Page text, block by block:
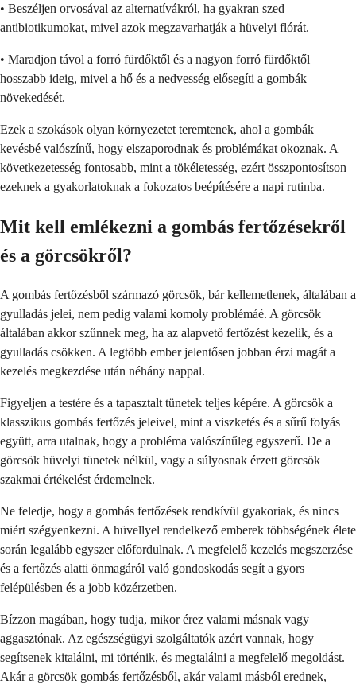
• Beszéljen orvosával az alternatívákról, ha gyakran szed
antibiotikumokat, mivel azok megzavarhatják a hüvelyi flórát.
• Maradjon távol a forró fürdőktől és a nagyon forró fürdőktől
hosszabb ideig, mivel a hő és a nedvesség elősegíti a gombák
növekedését.
Ezek a szokások olyan környezetet teremtenek, ahol a gombák
kevésbé valószínű, hogy elszaporodnak és problémákat okoznak. A
következetesség fontosabb, mint a tökéletesség, ezért összpontosítson
ezeknek a gyakorlatoknak a fokozatos beépítésére a napi rutinba.
Mit kell emlékezni a gombás fertőzésekről
és a görcsökről?
A gombás fertőzésből származó görcsök, bár kellemetlenek, általában a
gyulladás jelei, nem pedig valami komoly problémáé. A görcsök
általában akkor szűnnek meg, ha az alapvető fertőzést kezelik, és a
gyulladás csökken. A legtöbb ember jelentősen jobban érzi magát a
kezelés megkezdése után néhány nappal.
Figyeljen a testére és a tapasztalt tünetek teljes képére. A görcsök a
klasszikus gombás fertőzés jeleivel, mint a viszketés és a sűrű folyás
együtt, arra utalnak, hogy a probléma valószínűleg egyszerű. De a
görcsök hüvelyi tünetek nélkül, vagy a súlyosnak érzett görcsök
szakmai értékelést érdemelnek.
Ne feledje, hogy a gombás fertőzések rendkívül gyakoriak, és nincs
miért szégyenkezni. A hüvellyel rendelkező emberek többségének élete
során legalább egyszer előfordulnak. A megfelelő kezelés megszerzése
és a fertőzés alatti önmagáról való gondoskodás segít a gyors
felépülésben és a jobb közérzetben.
Bízzon magában, hogy tudja, mikor érez valami másnak vagy
aggasztónak. Az egészségügyi szolgáltatók azért vannak, hogy
segítsenek kitalálni, mi történik, és megtalálni a megfelelő megoldást.
Akár a görcsök gombás fertőzésből, akár valami másból erednek,